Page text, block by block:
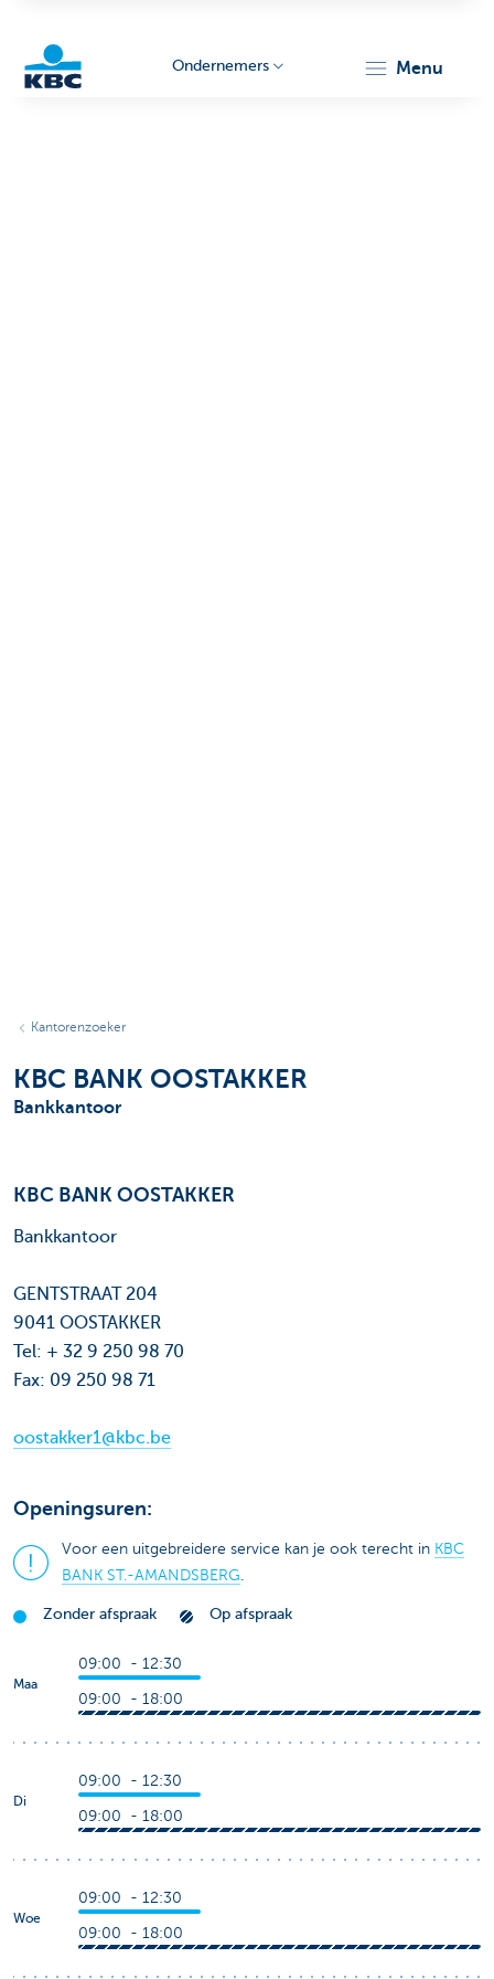
Ondernemers menu
Kantorenzoeker
KBC BANK OOSTAKKER
Bankkantoor
KBC BANK OOSTAKKER
Bankkantoor
GENTSTRAAT 204
9041 OOSTAKKER
Tel: + 32 9 250 98 70
Fax: 09 250 98 71
oostakker1@kbc.be
Openingsuren:
Voor een uitgebreidere service kan je ook terecht in KBC
BANK ST.-AMANDSBERG
Zonder afspraak Op afspraak
Maa
09:00 - 12:30
09:00 - 18:00
Di
09:00 - 12:30
09:00 - 18:00
Woe
09:00 - 12:30
09:00 - 18:00